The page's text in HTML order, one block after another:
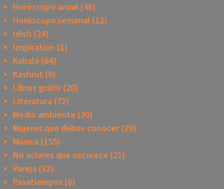
Horóscopo anual (48)
Horóscopo semanal (12)
Idish (24)
Inspiration (1)
Kabalá(64)
Kashrut (9)
Libros gratis (20)
Literatura(72)
Medio ambiente (30)
Mujeres que debes conocer(29)
Música(155)
No aclares que oscurece (21)
Pareja(32)
Pasatiempos (6)